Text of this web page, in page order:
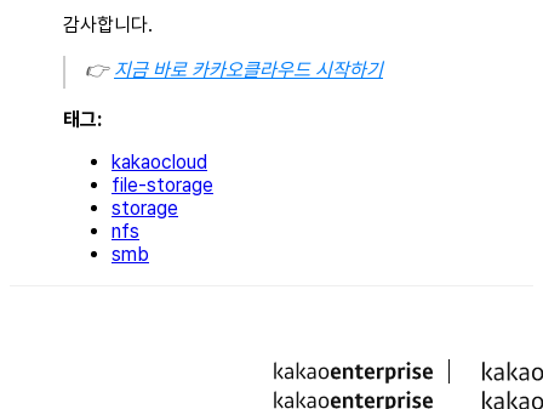
감사합니다.
👉 지금 바로 카카오클라우드 시작하기
태그:
kakaocloud
file-storage
storage
nfs
smb